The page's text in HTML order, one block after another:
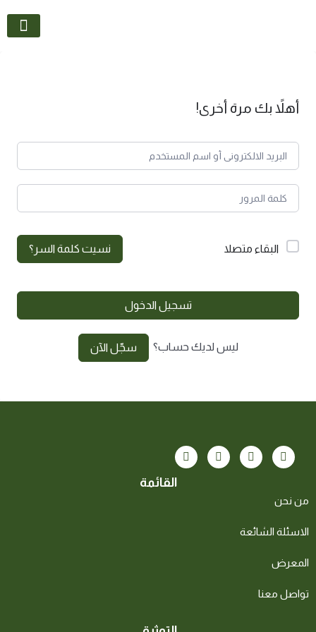
أهلاً بك مرة أخرى!
البقاء متصلا نسيت كلمة السر؟
تسجيل الدخول
ليس لديك حساب؟ سجّل الآن
القائمة
من نحن
الاسئلة الشائعة
المعرض
تواصل معنا